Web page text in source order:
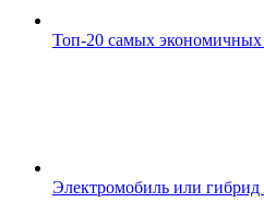
Топ-20 самых экономичных
Электромобиль или